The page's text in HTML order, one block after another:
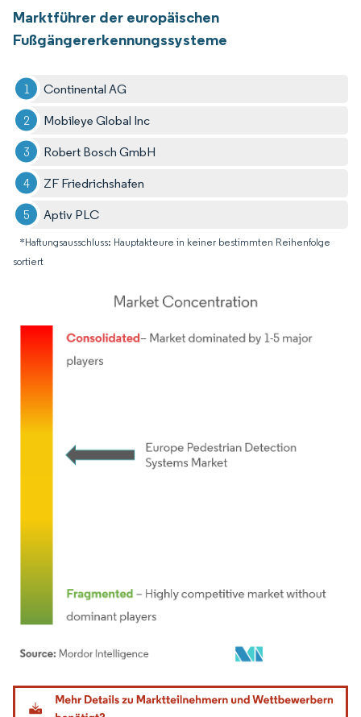
Marktführer der europäischen
Fußgängererkennungssysteme
Continental AG
Mobileye Global Inc
Robert Bosch GmbH
ZF Friedrichshafen
Aptiv PLC
*Haftungsausschluss: Hauptakteure in keiner bestimmten Reihenfolge
sortiert
Bild © Mordor Intelligence. Wiederverwendung erfordert Namensnennung gemäß